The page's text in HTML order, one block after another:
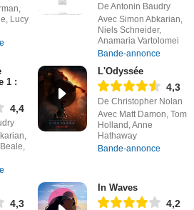
Lucy
De Antonin Baudry
Avec Simon Abkarian,
Niels Schneider,
Anamaria Vartolomei
Bande-annonce
1 :
4,4
L'Odyssée
4,3
De Christopher Nolan
Avec Matt Damon, Tom
Holland, Anne
Hathaway
Bande-annonce
4,3
In Waves
4,2